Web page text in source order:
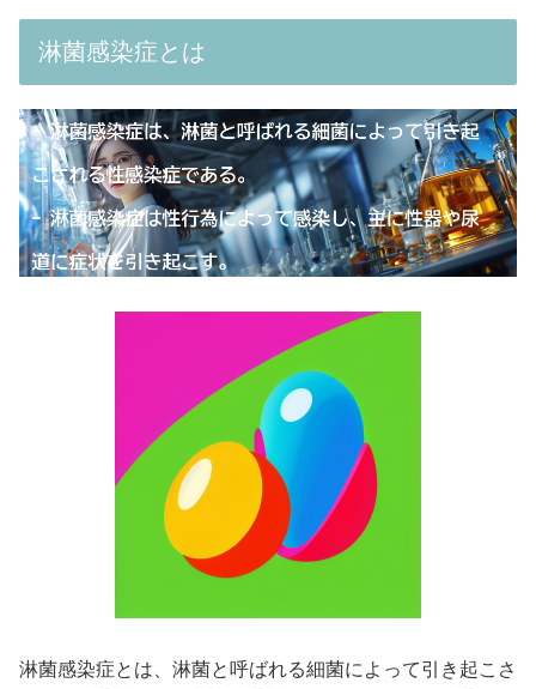
淋菌感染症とは
淋菌感染症とは、淋菌と呼ばれる細菌によって引き起こさ